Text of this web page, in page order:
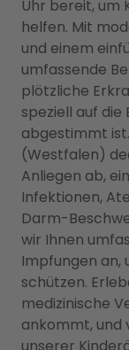
Uhr bereit, um
helfen. Mit
und einem
umfassende
plötzliche
speziell auf die
abgestimmt
(Westfalen)
Anliegen ab,
Infektionen,
Darm-
wir Ihnen
Impfungen an,
schützen.
medizinische
ankommt, und